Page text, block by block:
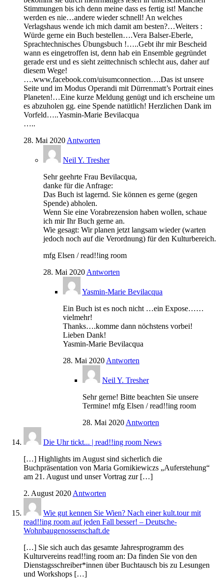
Stimmungen bis ich denn meine dass es fertig ist! Manche
werden es nie…andere wieder schnell! An welches
Verlagshaus wende ich mich damit am besten?…Weiters :
Würde gerne ein Buch bestellen….Vera Balser-Eberle,
Sprachtechnisches Übungsbuch !…..Gebt ihr mir Bescheid
wann es eingetroffen ist, denn hab ein Ensemble gegründet
gerade erst und es sieht zeittechnisch schlecht aus, daher auf
diesem Wege!
….www,facebook.com/uisumconnection….Das ist unsere
Seite und im Modus Operandi mit Dürrenmatt’s Portrait eines
Planeten!…Eine kurze Meldung genügt und ich erscheine um
es abzuholen gg. eine Spende natütlich! Herzlichen Dank im
Vorfeld…..Yasmin-Marie Bevilacqua
…..
28. Mai 2020 Antworten
Neil Y. Tresher
Sehr geehrte Frau Bevilacqua,
danke für die Anfrage:
Das Buch ist lagernd. Sie können es gerne (gegen
Spende) abholen.
Wenn Sie eine Vorabrezension haben wollen, schaue
ich mir Ihr Buch gerne an.
Wie gesagt: Wir planen jetzt langsam wieder (warten
jedoch noch auf die Verordnung) für den Kulturbereich.
mfg Elsen / read!!ing room
28. Mai 2020 Antworten
Yasmin-Marie Bevilacqua
Ein Buch ist es noch nicht …ein Expose……
vielmehr!
Thanks….komme dann nöchstens vorbei!
Lieben Dank!
Yasmin-Marie Bevilacqua
28. Mai 2020 Antworten
Neil Y. Tresher
Sehr gerne! Bitte beachten Sie unsere
Termine! mfg Elsen / read!!ing room
28. Mai 2020 Antworten
Die Uhr tickt... | read!!ing room News
[…] Highlights im August sind sicherlich die
Buchpräsentation von Maria Gornikiewiczs „Auferstehung“
am 21. August und unser Vortrag zur […]
2. August 2020 Antworten
Wie gut kennen Sie Wien? Nach einer kult.tour mit
read!!ing room auf jeden Fall besser! – Deutsche-
Wohnbaugenossenschaft.de
[…] Sie sich auch das gesamte Jahresprogramm des
Kulturvereins read!!ing room an: Da finden Sie von den
Dienstagsschreiber*innen über Buchtausch bis zu Lesungen
und Workshops […]